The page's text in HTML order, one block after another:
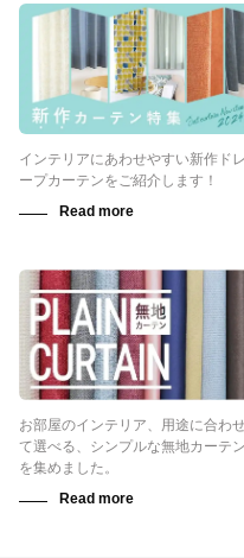
インテリアにあわせやすい新作ドレ
ープカーテンをご紹介します！
お部屋のインテリア、用途に合わ
て選べる、シンプルな無地カーテン
を集めました。